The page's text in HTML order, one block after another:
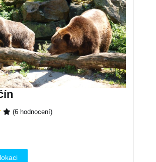
(6 hodnocení)